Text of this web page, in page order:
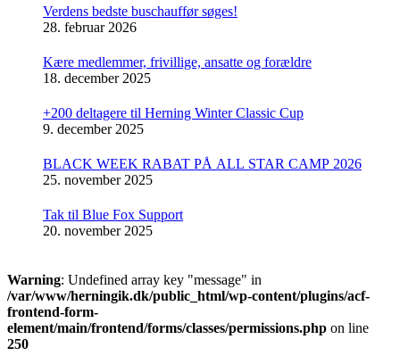
Verdens bedste buschauffør søges!
28. februar 2026
Kære medlemmer, frivillige, ansatte og forældre
18. december 2025
+200 deltagere til Herning Winter Classic Cup
9. december 2025
BLACK WEEK RABAT PÅ ALL STAR CAMP 2026
25. november 2025
Tak til Blue Fox Support
20. november 2025
Warning: Undefined array key "message" in
/var/www/herningik.dk/public_html/wp-content/plugins/acf-
frontend-form-
element/main/frontend/forms/classes/permissions.php on line
250